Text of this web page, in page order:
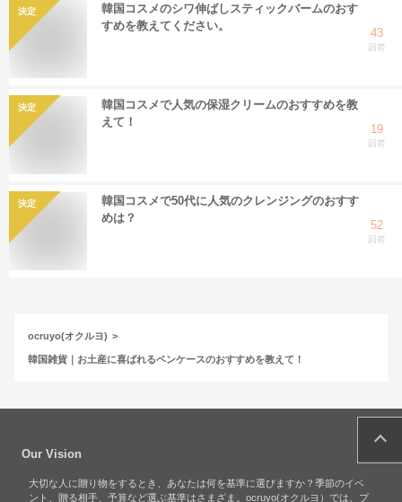
決定
韓国コスメのシワ伸ばしスティックバームのおす
すめを教えてください。
43
回答
決定
韓国コスメで人気の保湿クリームのおすすめを教
えて！
19
回答
決定
韓国コスメで50代に人気のクレンジングのおすす
めは？
52
回答
ocruyo(オクルヨ)
韓国雑貨｜お土産に喜ばれるペンケースのおすすめを教えて！
Our Vision
大切な人に贈り物をするとき、あなたは何を基準に選びますか？季節のイベ
ント、贈る相手、予算など選ぶ基準はさまざま。ocruyo(オクルヨ）では、プ